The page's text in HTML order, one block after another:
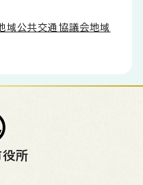
域公共交通協議会地域
所